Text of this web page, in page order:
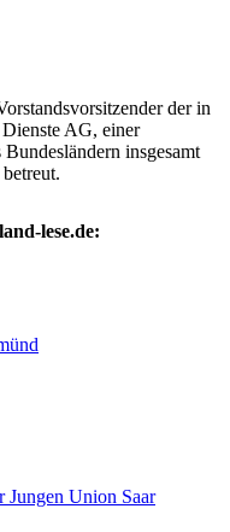
der in
AG, einer
insgesamt
lese.de:
Jungen Union Saar